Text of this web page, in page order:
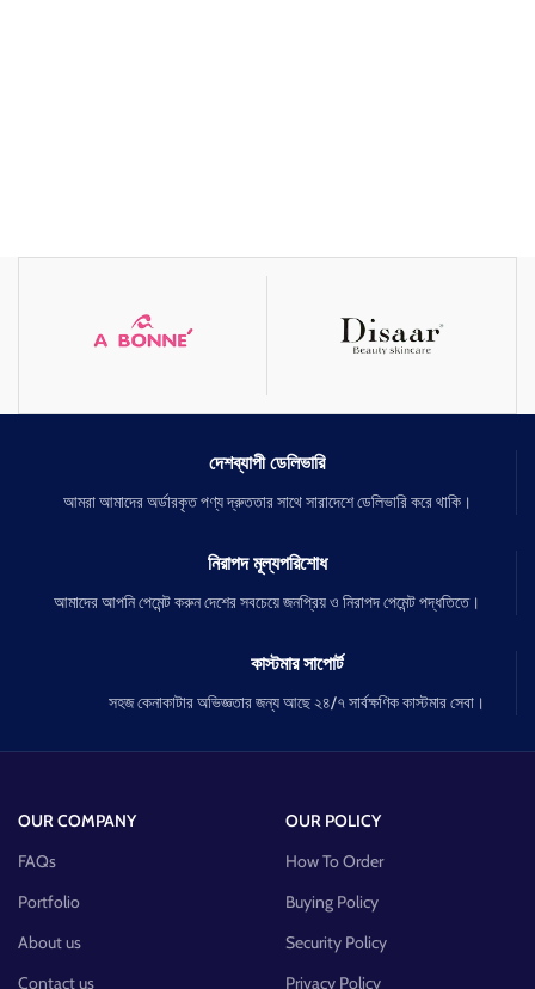
দেশব্যাপী ডেলিভারি
আমরা আমাদের অর্ডারকৃত পণ্য দ্রুততার সাথে সারাদেশে ডেলিভারি করে থাকি।
নিরাপদ মূল্যপরিশোধ
আমাদের আপনি পেমেন্ট করুন দেশের সবচেয়ে জনপ্রিয় ও নিরাপদ পেমেন্ট পদ্ধতিতে।
কাস্টমার সাপোর্ট
সহজ কেনাকাটার অভিজ্ঞতার জন্য আছে ২৪/৭ সার্বক্ষণিক কাস্টমার সেবা।
OUR COMPANY
FAQs
Portfolio
About us
Contact us
OUR POLICY
How To Order
Buying Policy
Security Policy
Privacy Policy